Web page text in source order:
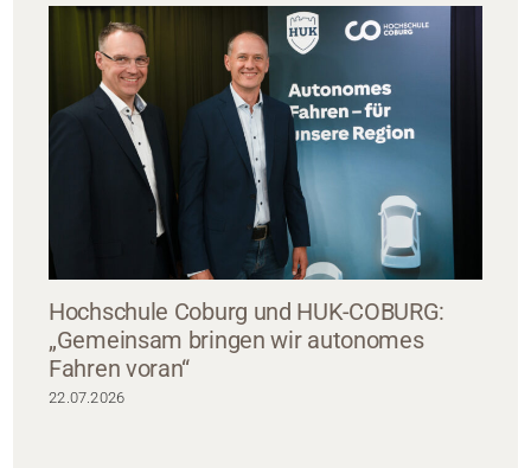
Hochschule Coburg und HUK-COBURG:
„Gemeinsam bringen wir autonomes
Fahren voran“
22.07.2026